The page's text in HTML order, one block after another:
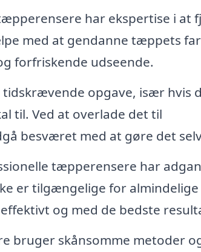
har ekspertise i at
med at gendanne tæppets
forfriskende udseende.
opgave, især hvis
til. Ved at overlade det til
besværet med at gøre det
tæpperensere har
er tilgængelige for almindelige
og med de bedste
bruger skånsomme metoder